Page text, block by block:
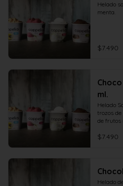
Helado
menta.
$7.490
ml.
Helado
trozos
de frutos
$7.490
Helado